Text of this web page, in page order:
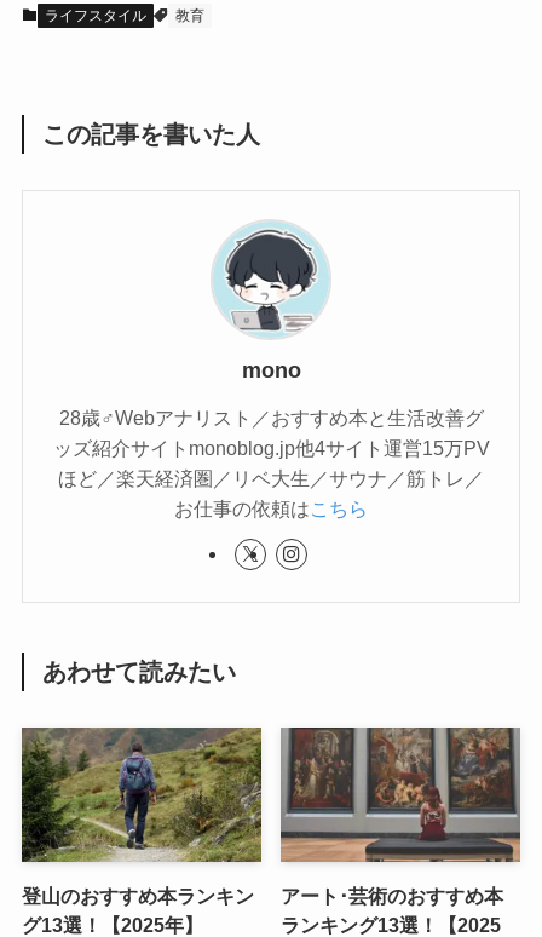
ライフスタイル 教育
この記事を書いた人
mono
28歳♂Webアナリスト／おすすめ本と生活改善グ
ッズ紹介サイトmonoblog.jp他4サイト運営15万PV
ほど／楽天経済圏／リベ大生／サウナ／筋トレ／
お仕事の依頼は こちら
あわせて読みたい
登山のおすすめ本ランキン
グ13選！【2025年】
アート･芸術のおすすめ本
ランキング13選！【2025